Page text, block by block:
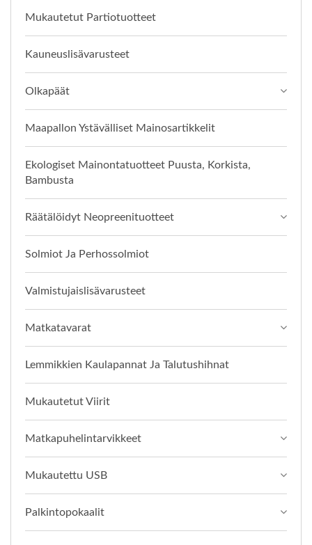
Mukautetut Partiotuotteet
Kauneuslisävarusteet
Olkapäät
Maapallon Ystävälliset Mainosartikkelit
Ekologiset Mainontatuotteet Puusta, Korkista,
Bambusta
Räätälöidyt Neopreenituotteet
Solmiot Ja Perhossolmiot
Valmistujaislisävarusteet
Matkatavarat
Lemmikkien Kaulapannat Ja Talutushihnat
Mukautetut Viirit
Matkapuhelintarvikkeet
Mukautettu USB
Palkintopokaalit